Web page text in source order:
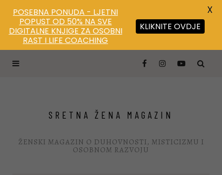
SRETNA ŽENA MAGAZIN
ŽENSKI MAGAZIN O DUHOVNOSTI, MISTICIZMU I
OSOBNOM RAZVOJU
POSEBNA PONUDA - LJETNI
POPUST OD 50% NA SVE
DIGITALNE KNJIGE ZA OSOBNI
RAST I LIFE COACHING
KLIKNITE OVDJE
X